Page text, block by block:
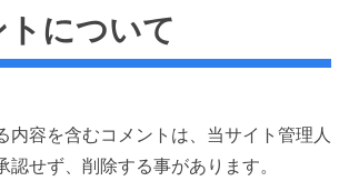
トについて
内容を含むコメントは、当サイト管理人
認せず、削除する事があります。